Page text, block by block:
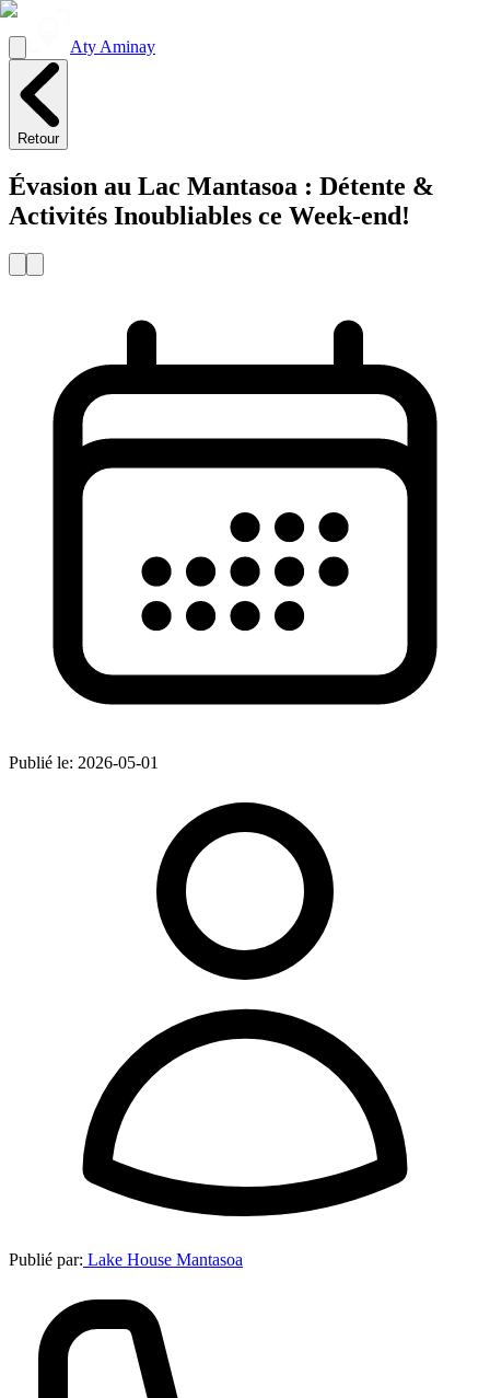
Aty Aminay
Retour
Évasion au Lac Mantasoa : Détente &
Activités Inoubliables ce Week-end!
Publié le: 2026-05-01
Publié par: Lake House Mantasoa